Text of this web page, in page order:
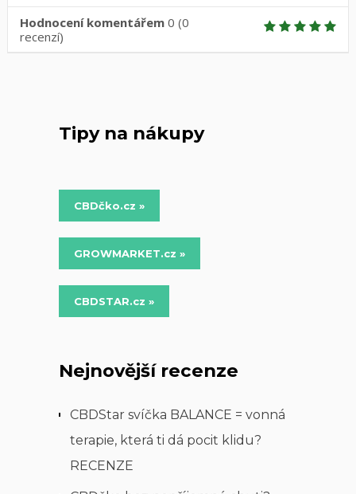
Hodnocení komentářem 0 (0
recenzí)
Tipy na nákupy
CBDčko.cz »
GROWMARKET.cz »
CBDSTAR.cz »
Nejnovější recenze
CBDStar svíčka BALANCE = vonná
terapie, která ti dá pocit klidu?
RECENZE